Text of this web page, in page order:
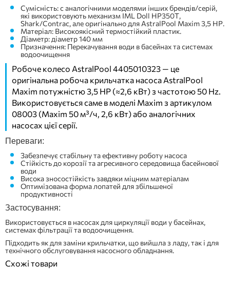
Сумісність: с аналогічними моделями інших брендів/серій,
які використовують механизм IML Doll HP350T,
Shark/Contrac, але оригінально для AstralPool Maxim 3,5 HP.
Матеріал: Високоякісний термостійкий пластик.
Діаметр: діаметр 140 мм
Призначення: Перекачування води в басейнах та системах
водоочищення
Робоче колесо AstralPool 4405010323 — це
оригінальна робоча крильчатка насоса AstralPool
Maxim потужністю 3,5 HP (≈2,6 кВт) з частотою 50 Hz.
Використовується саме в моделі Maxim з артикулом
08003 (Maxim 50 м³/ч, 2,6 кВт) або аналогічних
насосах цієї серії.
Переваги:
Забезпечує стабільну та ефективну роботу насоса
Стійкість до корозії та агресивного середовища басейнової
води
Висока зносостійкість завдяки міцним матеріалам
Оптимізована форма лопатей для збільшеної
продуктивності
Застосування:
Використовується в насосах для циркуляції води у басейнах,
системах фільтрації та водоочищення.
Підходить як для заміни крильчатки, що вийшла з ладу, так і для
технічного обслуговування насосного обладнання.
Схожі товари